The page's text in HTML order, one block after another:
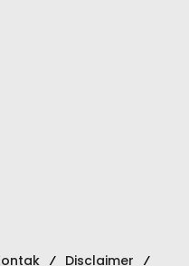
Disclaimer